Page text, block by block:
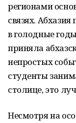
регионами
связях.
в голодные
приняла
непростых
студенты
столице, это
Несмотря на